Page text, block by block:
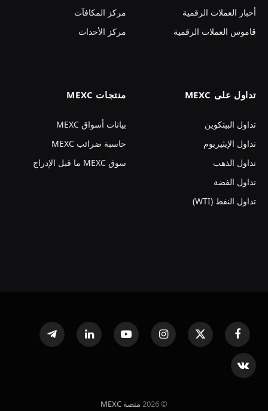
أخبار العملات الرقمية
قاموس العملات الرقمية
مركز المكافآت
مركز الأحداث
تداول على MEXC
تداول البيتكوين
تداول الإيثيريوم
تداول الذهب
تداول الفضة
تداول النفط (WTI)
منتجات MEXC
بيانات أسواق MEXC
حاسبة ضرائب MEXC
سوق MEXC ما قبل الإدراج
فيسبوك
X
(Twitter)
الانستغرام يوتيوب لينكدإن تيلقرام
VKontakte
© 2026 منصة MEXC